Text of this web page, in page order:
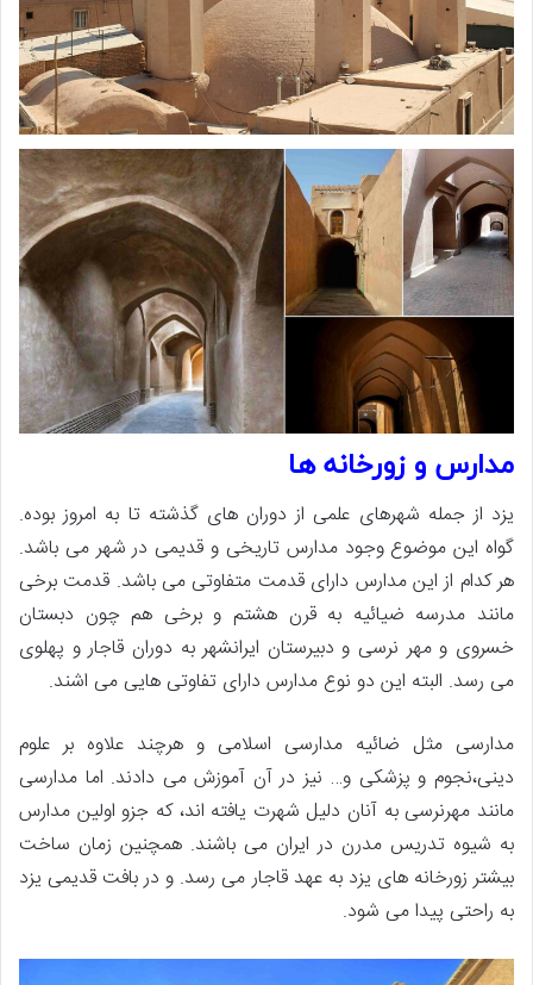
مدارس و زورخانه ها
یزد از جمله شهرهای علمی از دوران های گذشته تا به امروز بوده.
گواه این موضوع وجود مدارس تاریخی و قدیمی در شهر می باشد.
هر کدام از این مدارس دارای قدمت متفاوتی می باشد. قدمت برخی
مانند مدرسه ضیائیه به قرن هشتم و برخی هم چون دبستان
خسروی و مهر نرسی و دبیرستان ایرانشهر به دوران قاجار و پهلوی
می رسد. البته این دو نوع مدارس دارای تفاوتی هایی می اشند.
مدارسی مثل ضائیه مدارسی اسلامی و هرچند علاوه بر علوم
دینی،نجوم و پزشکی و… نیز در آن آموزش می دادند. اما مدارسی
مانند مهرنرسی به آنان دلیل شهرت یافته اند، که جزو اولین مدارس
به شیوه تدریس مدرن در ایران می باشند. همچنین زمان ساخت
بیشتر زورخانه های یزد به عهد قاجار می رسد. و در بافت قدیمی یزد
به راحتی پیدا می شود.